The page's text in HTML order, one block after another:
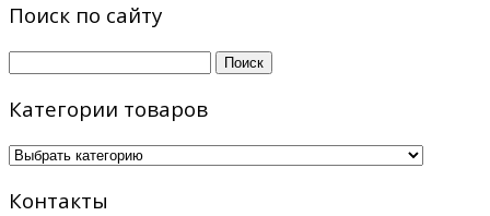
Поиск по сайту
Найти:
Категории товаров
Контакты